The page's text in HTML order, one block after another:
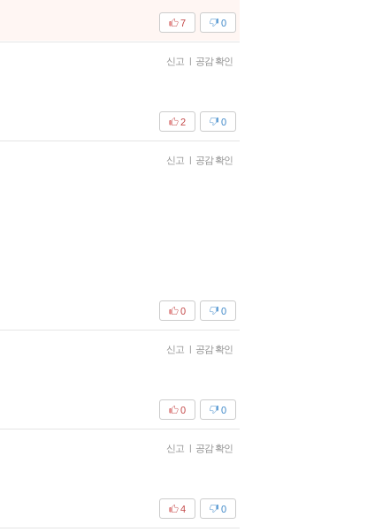
0
7
신고 공감 확인
0
2
신고 공감 확인
0
0
신고 공감 확인
0
0
신고 공감 확인
0
4